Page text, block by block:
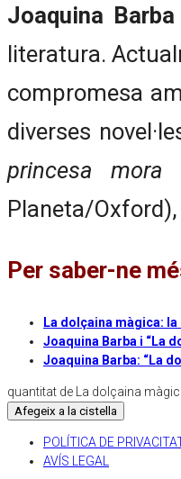
Joaquina
literatura.
compromesa
diverses
princesa mora
Planeta/Oxford),
Per saber-ne
La dolçaina màgica:
Joaquina Barba i “La
Joaquina Barba: “La
quantitat de La dolçaina
Afegeix a la cistella
POLÍTICA DE
AVÍS LEGAL